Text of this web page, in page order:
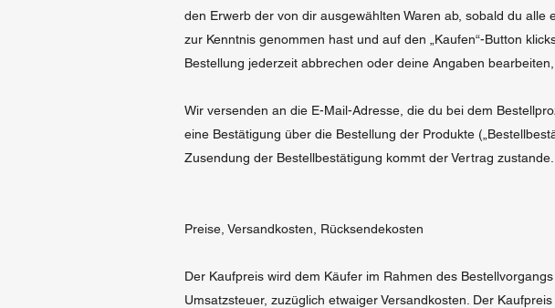
den Erwerb der von dir ausgewählten Waren ab, sobald du
zur Kenntnis genommen hast und auf den „Kaufen“-Button
Bestellung jederzeit abbrechen oder deine Angaben
Wir versenden an die E-Mail-Adresse, die du bei dem
eine Bestätigung über die Bestellung der Produkte
Zusendung der Bestellbestätigung kommt der Vertrag zustande.
Preise, Versandkosten, Rücksendekosten
Der Kaufpreis wird dem Käufer im Rahmen des
Umsatzsteuer, zuzüglich etwaiger Versandkosten. Der